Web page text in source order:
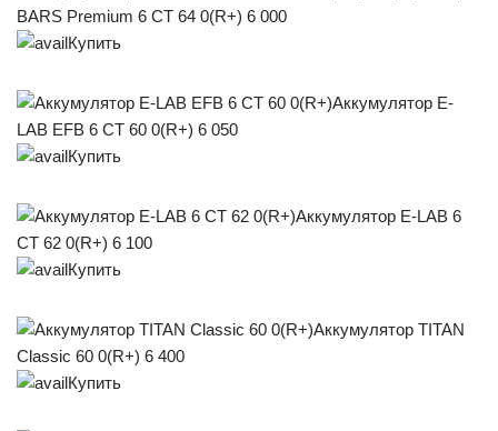
BARS Premium 6 СТ 64 0(R+) 6 000
Купить
Аккумулятор E-
LAB EFB 6 СТ 60 0(R+) 6 050
Купить
Аккумулятор E-LAB 6
СТ 62 0(R+) 6 100
Купить
Аккумулятор TITAN
Classic 60 0(R+) 6 400
Купить